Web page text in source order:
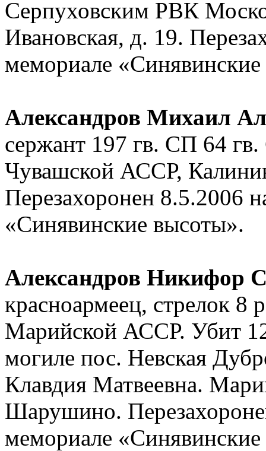
Серпуховским РВК
Ивановская, д. 19.
мемориале
Александров Михаил
сержант 197 гв. СП 64
Чувашской АССР,
Перезахоронен 8.5.2006
«Синявинские высоты».
Александров Никифор
красноармеец, стрелок
Марийской АССР. Убит
могиле пос. Невская
Клавдия Матвеевна.
Шарушино.
мемориале